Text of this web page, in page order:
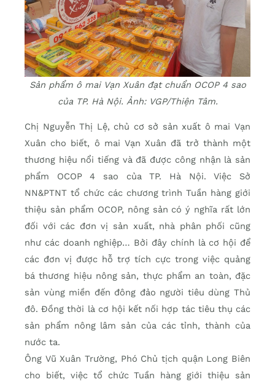
Sản phẩm ô mai Vạn Xuân đạt chuẩn OCOP 4 sao
của TP. Hà Nội. Ảnh: VGP/Thiện Tâm.
Chị Nguyễn Thị Lệ, chủ cơ sở sản xuất ô mai Vạn
Xuân cho biết, ô mai Vạn Xuân đã trở thành một
thương hiệu nổi tiếng và đã được công nhận là sản
phẩm OCOP 4 sao của TP. Hà Nội. Việc Sở
NN&PTNT tổ chức các chương trình Tuần hàng giới
thiệu sản phẩm OCOP, nông sản có ý nghĩa rất lớn
đối với các đơn vị sản xuất, nhà phân phối cũng
như các doanh nghiệp… Bởi đây chính là cơ hội để
các đơn vị được hỗ trợ tích cực trong việc quảng
bá thương hiệu nông sản, thực phẩm an toàn, đặc
sản vùng miền đến đông đảo người tiêu dùng Thủ
đô. Đồng thời là cơ hội kết nối hợp tác tiêu thụ các
sản phẩm nông lâm sản của các tỉnh, thành của
nước ta.
Ông Vũ Xuân Trường, Phó Chủ tịch quận Long Biên
cho biết, việc tổ chức Tuần hàng giới thiệu sản